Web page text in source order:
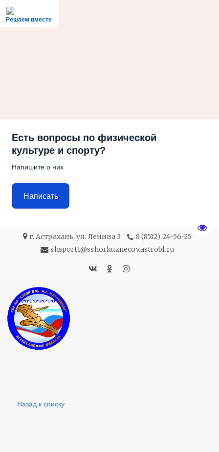
Решаем вместе
Есть вопросы по физической
культуре и спорту?
Напишите о них
Написать
г. Астрахань,ул. Ленина 3
8 (8512) 24-56-25
shsport1@sshorkuznecov.astrobl.ru
Назад к списку